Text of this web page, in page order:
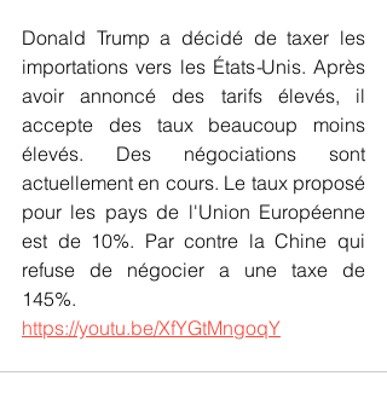
Donald Trump a décidé de taxer les
importations vers les États-Unis. Après
avoir annoncé des tarifs élevés, il
accepte des taux beaucoup moins
élevés. Des négociations sont
actuellement en cours. Le taux proposé
pour les pays de l'Union Européenne
est de 10%. Par contre la Chine qui
refuse de négocier a une taxe de
145%.
https://youtu.be/XfYGtMngoqY